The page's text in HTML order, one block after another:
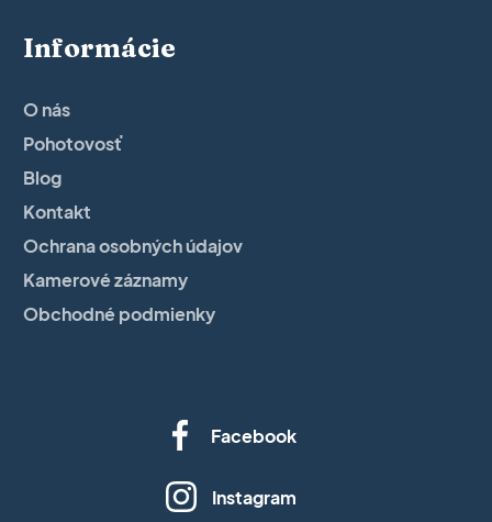
Informácie
O nás
Pohotovosť
Blog
Kontakt
Ochrana osobných údajov
Kamerové záznamy
Obchodné podmienky
Facebook
Instagram